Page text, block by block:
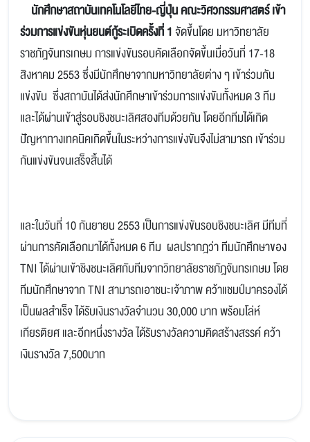
นักศึกษาสถาบันเทคโนโลยีไทย-ญี่ปุ่น คณะวิศวกรรมศาสตร์ เข้า
ร่วมการแข่งขันหุ่นยนต์กู้ระเบิดครั้งที่ 1จัดขึ้นโดย มหาวิทยาลัย
ราชภัฎจันทรเกษม การแข่งขันรอบคัดเลือกจัดขึ้นเมื่อวันที่ 17-18
สิงหาคม 2553 ซึ่งมีนักศึกษาจากมหาวิทยาลัยต่าง ๆ เข้าร่วมกัน
แข่งขัน ซึ่งสถาบันได้ส่งนักศึกษาเข้าร่วมการแข่งขันทั้งหมด 3 ทีม
และได้ผ่านเข้าสู่รอบชิงชนะเลิศสองทีมด้วยกัน โดยอีกทีมได้เกิด
ปัญหาทางเทคนิคเกิดขึ้นในระหว่างการแข่งขันจึงไม่สามารถ เข้าร่วม
กันแข่งขันจนเสร็จสิ้นได้
และในวันที่ 10 กันยายน 2553 เป็นการแข่งขันรอบชิงชนะเลิศ มีทีมที่
ผ่านการคัดเลือกมาได้ทั้งหมด 6 ทีม ผลปรากฎว่า ทีมนักศึกษาของ
TNI ได้ผ่านเข้าชิงชนะเลิศกับทีมจากวิทยาลัยราชภัฎจันทรเกษม โดย
ทีมนักศึกษาจาก TNI สามารถเอาชนะเจ้าภาพ คว้าแชมป์มาครองได้
เป็นผลสำเร็จ ได้รับเงินรางวัลจำนวน 30,000 บาท พร้อมโล่ห์
เกียรติยศ และอีกหนึ่งรางวัล ได้รับรางวัลความคิดสร้างสรรค์ คว้า
เงินรางวัล 7,500บาท